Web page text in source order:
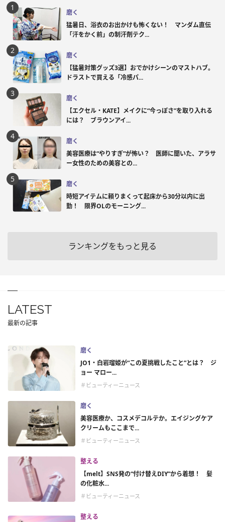
磨く
猛暑日、浴衣のお出かけも怖くない！ マンダム直伝
「汗をかく前」の制汗剤テク...
磨く
【猛暑対策グッズ3選】おでかけシーンのマストハブ。
ドラストで買える「冷感パ...
磨く
【エクセル・KATE】メイクに“今っぽさ”を取り入れる
には？ ブラウンアイ...
磨く
美容医療は“やりすぎ”が怖い？ 医師に聞いた、アラサ
ー女性のための美容との...
磨く
時短アイテムに頼りまくって起床から30分以内に出
勤！ 限界OLのモーニング...
ランキングをもっと見る
LATEST
最新の記事
磨く
JO1・白岩瑠姫が“この夏挑戦したこと”とは？ ジ
ョー マロー...
＃ビューティーニュース
磨く
美容医療か、コスメデコルテか。エイジングケア
クリームもここまで...
＃ビューティーニュース
整える
【melt】SNS発の“付け替えDIY”から着想！ 髪
の化粧水...
＃ビューティーニュース
整える